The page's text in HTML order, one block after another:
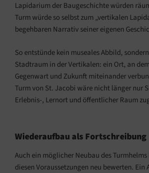
Lapidarium der Baugeschichte würden
Turm würde so selbst zum „vertikalen
begehbaren Narrativ seiner eigenen
So entstünde kein museales Abbild,
Stadtraum in der Vertikalen: ein Ort, an
Gegenwart und Zukunft miteinander
Turm von St. Jacobi wäre nicht länger nur
Erlebnis-, Lernort und öffentlicher Raum
Wiederaufbau als Fortschreibung
Auch ein möglicher Neubau des
diesen Voraussetzungen neu bewerten. Ein